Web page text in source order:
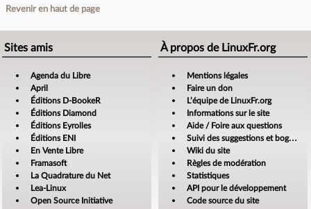
Revenir en haut de page
Sites amis
Agenda du Libre
April
Éditions D-BookeR
Éditions Diamond
Éditions Eyrolles
Éditions ENI
En Vente Libre
Framasoft
La Quadrature du Net
Lea-Linux
Open Source Initiative
À propos de LinuxFr.org
Mentions légales
Faire un don
L’équipe de LinuxFr.org
Informations sur le site
Aide / Foire aux questions
Suivi des suggestions et bogues
Wiki du site
Règles de modération
Statistiques
API pour le développement
Code source du site